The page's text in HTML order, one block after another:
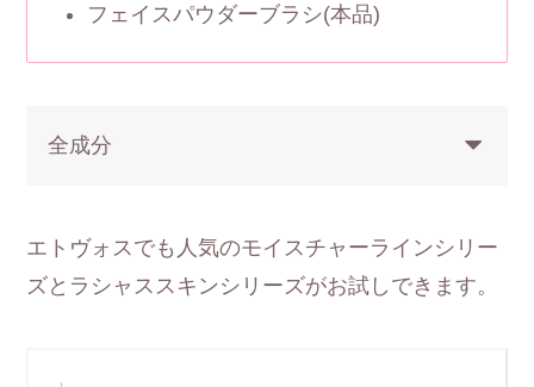
フェイスパウダーブラシ(本品)
全成分
エトヴォスでも人気のモイスチャーラインシリー
ズとラシャススキンシリーズがお試しできます。